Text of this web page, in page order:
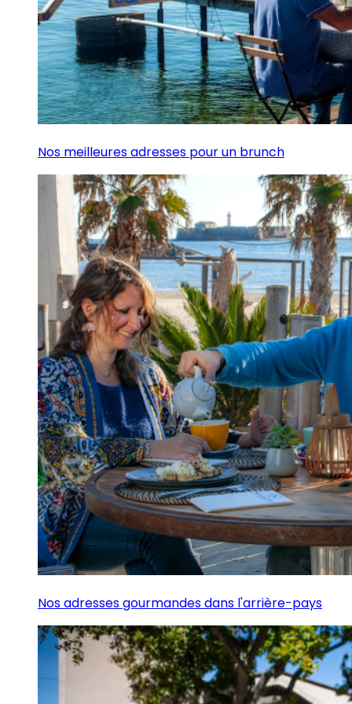
Nos meilleures adresses pour un brunch
Nos adresses gourmandes dans l'arrière-pays